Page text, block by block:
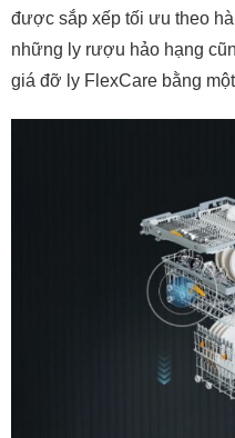
được sắp xếp tối ưu theo
những ly rượu hảo hạng
giá đỡ ly FlexCare bằng